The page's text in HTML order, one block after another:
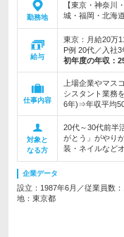
勤務地
【東京・神奈川
城・福岡・北海
給与
東京：月給20万
P例 20代／入社
初年度の年収：
仕事内容
上場企業やマス
シスタント業務
6年)⇒年収平均50
対象と
なる方
20代～30代前半
がとう」がやり
装・ネイルなど
企業データ
設立：1987年6月／従業員数
地：東京都